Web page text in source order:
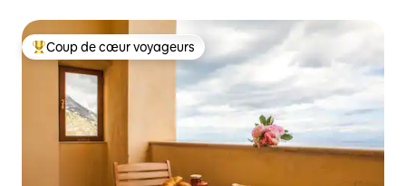
Coups de cœur voyageurs les plus appréciés
Coup de cœur voyageurs